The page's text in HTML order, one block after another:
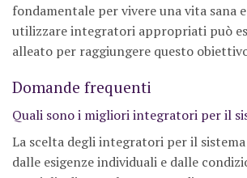
fondamentale per vivere una vita sana
utilizzare integratori appropriati può
alleato per raggiungere questo
Domande frequenti
Quali sono i migliori integratori per il
La scelta degli integratori per il
dalle esigenze individuali e dalle